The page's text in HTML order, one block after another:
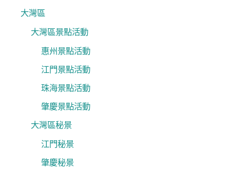
大灣區
大灣區景點活動
惠州景點活動
江門景點活動
珠海景點活動
肇慶景點活動
大灣區秘景
江門秘景
肇慶秘景